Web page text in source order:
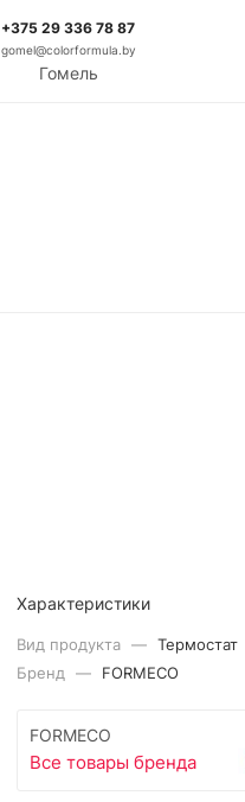
+375 29 336 78 87
gomel@colorformula.by
Гомель
Характеристики
Вид продукта — Термостат
Бренд
— FORMECO
FORMECO
Все товары бренда